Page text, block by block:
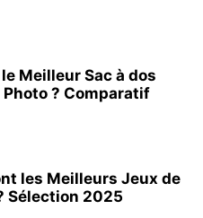
Meilleur Sac à dos
? Comparatif
les Meilleurs Jeux de
Sélection 2025